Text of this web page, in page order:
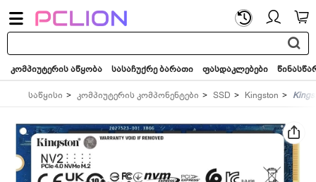
საძიებო
სიტყვა...
კომპიუტერის აწყობა სასაჩუქრე ბარათი ფასდაკლებები
საწყისი კომპიუტერის კომპონენტები SSD Kingston